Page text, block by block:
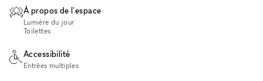
À propos de l'espace
Lumière du jour
Toilettes
Accessibilité
Entrées multiples